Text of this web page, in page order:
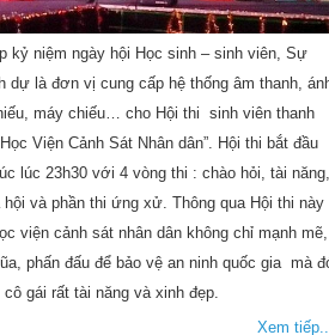
kỷ niệm ngày hội Học sinh – sinh viên, Sự
dự là đơn vị cung cấp hệ thống âm thanh,
máy chiếu… cho Hội thi sinh viên thanh
Viện Cảnh Sát Nhân dân”. Hội thi bắt đầu
lúc 23h30 với 4 vòng thi : chào hỏi, tài năng,
và phần thi ứng xử. Thông qua Hội thi này
viện cảnh sát nhân dân không chỉ mạnh mẽ,
phấn đấu để bảo vệ an ninh quốc gia mà
gái rất tài năng và xinh đẹp.
Xem